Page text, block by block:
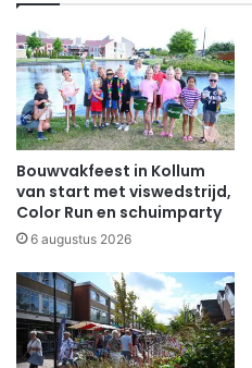
Bouwvakfeest in Kollum
van start met viswedstrijd,
Color Run en schuimparty
6 augustus 2026